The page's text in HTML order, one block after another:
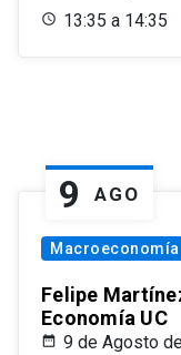
13:35 a 14:35
9 AGO
Macroeconomía
Felipe
Economía UC
9 de Agosto